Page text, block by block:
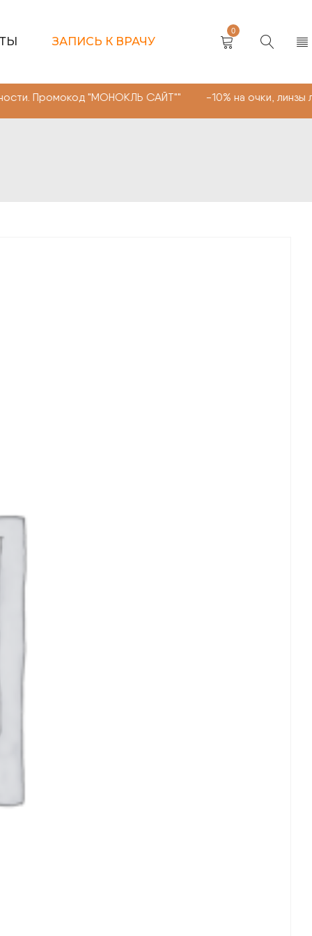
ЗАПИСЬ К ВРАЧУ
0
САЙТ"" -10% на очки, линзы